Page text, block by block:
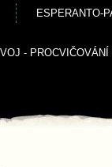
ESPERANTO-
-